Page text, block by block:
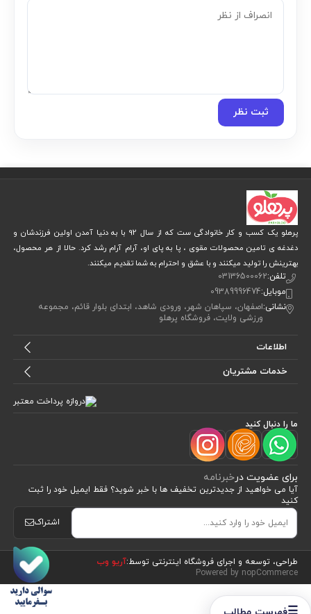
ثبت نظر
پرهلو یک کسب و کار خانوادگی ست که از سال 92 با به دنیا آمدن اولین فرزندشان و
دغدغه ی تامین محصولات مقوی ، پا به پای او، آرام آرام رشد کرد. حالا از هر محصول،
بهترینش را تولید میکنند و با عشق و احترام به شما تقدیم میکنند.
تلفن:03136500062
موبایل:09389996474
نشانی:اصفهان، سپاهان شهر، ورودی شاهد، ابتدای بلوار قائم، مجموعه
ورزشی ولایت، فروشگاه پرهلو
اطلاعات
خدمات مشتریان
ما را دنبال کنید
برای عضویت درخبرنامه
آیا می خواهید از جدید‌ترین تخفیف‌ ها با‌ خبر شوید؟ فقط ایمیل خود را ثبت
کنید
اشتراک
طراحی، توسعه و اجرای فروشگاه اینترنتی توسط:آریو وب
Powered by nopCommerce